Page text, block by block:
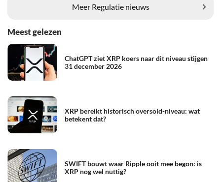
Meer Regulatie nieuws
Meest gelezen
ChatGPT ziet XRP koers naar dit niveau stijgen
31 december 2026
XRP bereikt historisch oversold-niveau: wat
betekent dat?
SWIFT bouwt waar Ripple ooit mee begon: is
XRP nog wel nuttig?